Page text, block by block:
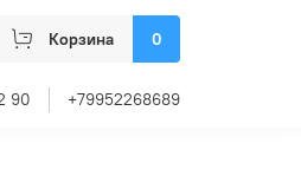
Корзина 0
90 +79952268689